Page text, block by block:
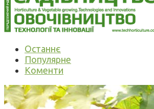
Останнє
Популярне
Коменти